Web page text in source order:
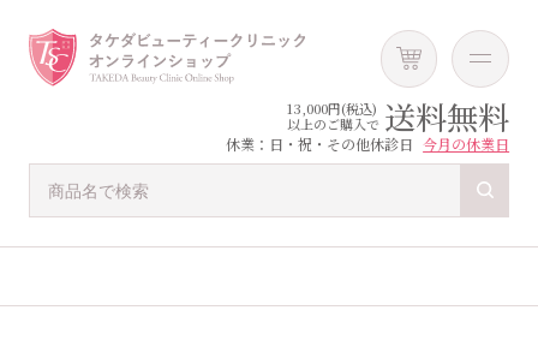
13,000円(税込)
以上のご購入で 送料無料
休業：日・祝・その他休診日 今月の休業日